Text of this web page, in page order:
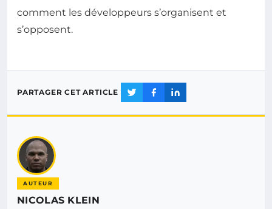
comment les développeurs s’organisent et
s’opposent.
PARTAGER CET ARTICLE
AUTEUR
NICOLAS KLEIN